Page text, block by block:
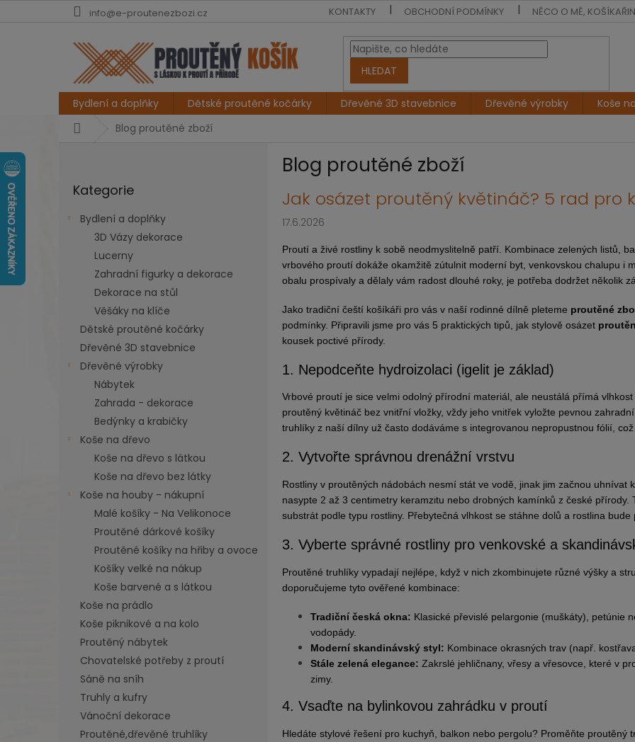
info@e-proutenezbozi.cz KONTAKTY OBCHODNÍ PODMÍNKY NĚCO O MĚ,
HLEDAT
Bydlení a doplňky Dětské proutěné kočárky Dřevěné 3D stavebnice Dřevěné výrobky
Koše
DomůBlog proutěné zboží
kategorie
Kategorie
Bydlení a doplňky
3D Vázy dekorace
Lucerny
Zahradní figurky a dekorace
Dekorace na stůl
Věšáky na klíče
Dětské proutěné kočárky
Dřevěné 3D stavebnice
Dřevěné výrobky
Nábytek
Zahrada - dekorace
Bedýnky a krabičky
Koše na dřevo
Koše na dřevo s látkou
Koše na dřevo bez látky
Koše na houby - nákupní
Malé košíky - Na Velikonoce
Proutěné dárkové košíky
Proutěné košíky na hřiby a ovoce
Košíky velké na nákup
Koše barvené a s látkou
Koše na prádlo
Koše piknikové a na kolo
Proutěný nábytek
Chovatelské potřeby z proutí
Sáně na sníh
Truhly a kufry
Vánoční dekorace
Proutěné,dřevěné truhlíky
Blog proutěné zboží
V
ý
p
i
s
č
l
á
n
k
ů
Jak osázet proutěný květináč? 5 rad pro
17.6.2026
Proutí a živé rostliny k sobě neodmyslitelně patří. Kombinace zelených listů,
vrbového proutí dokáže okamžitě zútulnit moderní byt, venkovskou chalupu i
obalu prospívaly a dělaly vám radost dlouhé roky, je potřeba dodržet několik
Jako tradiční čeští košíkáři pro vás v naší rodinné dílně pleteme proutěné
podmínky. Připravili jsme pro vás 5 praktických tipů, jak stylově osázet
kousek poctivé přírody.
1. Nepodceňte hydroizolaci (igelit je základ)
Vrbové proutí je sice velmi odolný přírodní materiál, ale neustálá přímá
proutěný květináč bez vnitřní vložky, vždy jeho vnitřek vyložte pevnou
truhlíky z naší dílny už často dodáváme s integrovanou nepropustnou fólií,
2. Vytvořte správnou drenážní vrstvu
Rostliny v proutěných nádobách nesmí stát ve vodě, jinak jim začnou uhnívat
nasypte 2 až 3 centimetry keramzitu nebo drobných kamínků z české
substrát podle typu rostliny. Přebytečná vlhkost se stáhne dolů a rostlina bude
3. Vyberte správné rostliny pro venkovské a
Proutěné truhlíky vypadají nejlépe, když v nich zkombinujete různé výšky a
doporučujeme tyto ověřené kombinace:
Tradiční česká okna: Klasické převislé pelargonie (muškáty), petúnie
vodopády.
Moderní skandinávský styl: Kombinace okrasných trav (např.
Stále zelená elegance: Zakrslé jehličnany, vřesy a vřesovce, které v
zimy.
4. Vsaďte na bylinkovou zahrádku v proutí
Hledáte stylové řešení pro kuchyň, balkon nebo pergolu? Proměňte proutěný